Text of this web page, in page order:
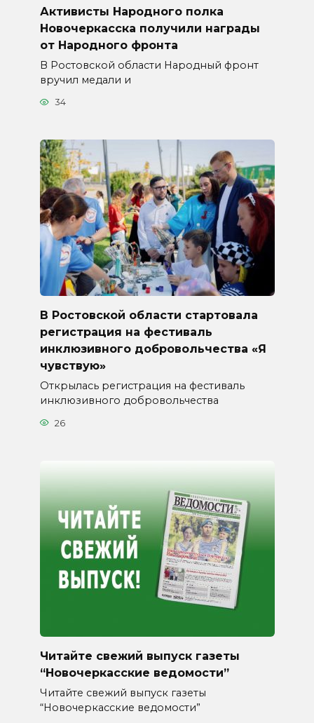
Активисты Народного полка
Новочеркасска получили награды
от Народного фронта
В Ростовской области Народный фронт
вручил медали и
34
В Ростовской области стартовала
регистрация на фестиваль
инклюзивного добровольчества «Я
чувствую»
Открылась регистрация на фестиваль
инклюзивного добровольчества
26
Читайте свежий выпуск газеты
“Новочеркасские ведомости”
Читайте свежий выпуск газеты
“Новочеркасские ведомости”